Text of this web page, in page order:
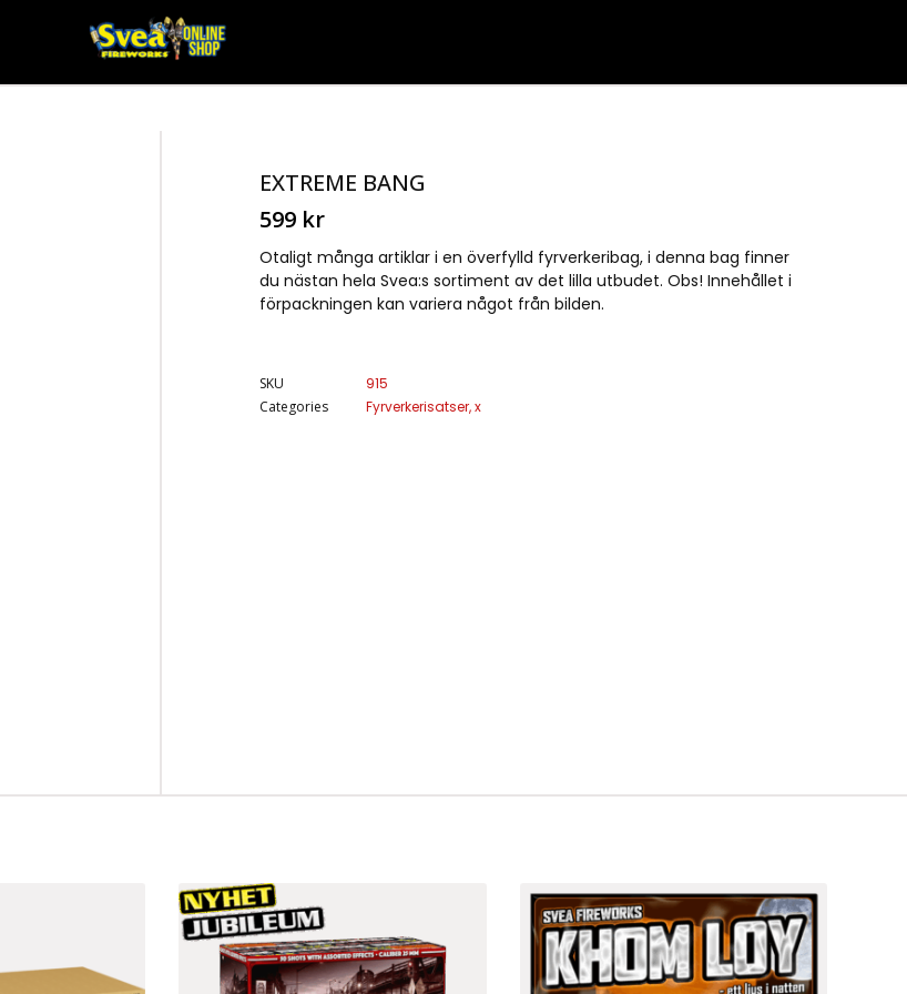
EXTREME BANG
599 kr
Otaligt många artiklar i en överfylld fyrverkeribag, i denna bag finner
du nästan hela Svea:s sortiment av det lilla utbudet. Obs! Innehållet i
förpackningen kan variera något från bilden.
SKU
915
Categories
Fyrverkerisatser,x